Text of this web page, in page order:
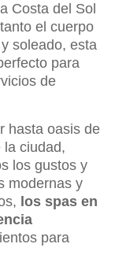
Costa del Sol
el cuerpo
soleado, esta
para
de
hasta oasis de
la ciudad,
los gustos y
modernas y
los spas en
para